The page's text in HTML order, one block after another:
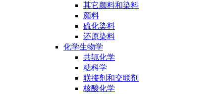
其它颜料和染料
颜料
硫化染料
还原染料
化学生物学
共轭化学
糖科学
联接剂和交联剂
核酸化学